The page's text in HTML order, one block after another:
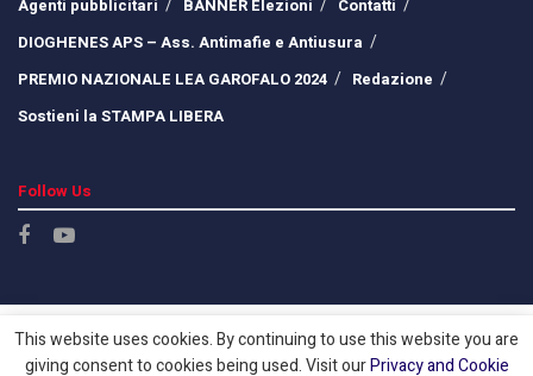
Agenti pubblicitari
BANNER Elezioni
Contatti
DIOGHENES APS – Ass. Antimafie e Antiusura
PREMIO NAZIONALE LEA GAROFALO 2024
Redazione
Sostieni la STAMPA LIBERA
Follow Us
This website uses cookies. By continuing to use this website you are
giving consent to cookies being used. Visit ourPrivacy and Cookie